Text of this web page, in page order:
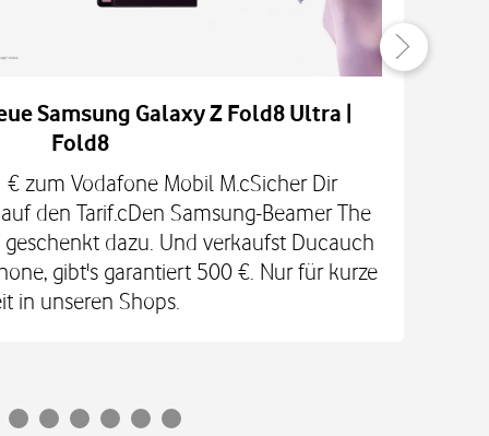
Samsung Galaxy Z Fold8 Ultra |
Fold8
zum Vodafone Mobil M.cSicher Dir
den Tarif.cDen Samsung-Beamer The
dazu. Und verkaufst Ducauch
gibt's garantiert 500 €. Nur für kurze
in unseren Shops.